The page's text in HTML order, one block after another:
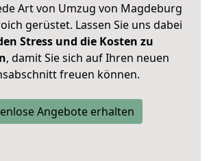
Art von Umzug von Magdeburg
gerüstet. Lassen Sie uns dabei
Stress und die Kosten zu
, damit Sie sich auf Ihren neuen
freuen können.
Angebote erhalten